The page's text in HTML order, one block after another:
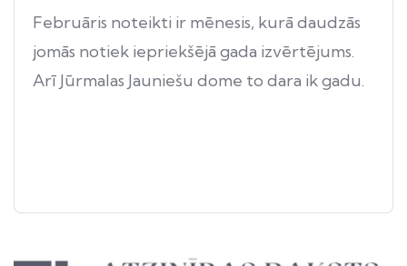
Februāris noteikti ir mēnesis, kurā daudzās
jomās notiek iepriekšējā gada izvērtējums.
Arī Jūrmalas Jauniešu dome to dara ik gadu.